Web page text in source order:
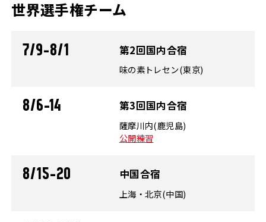
世界選手権チーム
7/9-8/1 第2回国内合宿
味の素トレセン(東京)
8/6-14 第3回国内合宿
薩摩川内(鹿児島)
公開練習
8/15-20 中国合宿
上海・北京(中国)